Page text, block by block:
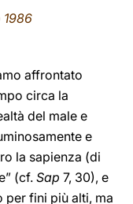
1986
affrontato
circa la
del male e
e
la sapienza (di
(cf. Sap 7, 30), e
per fini più alti, ma